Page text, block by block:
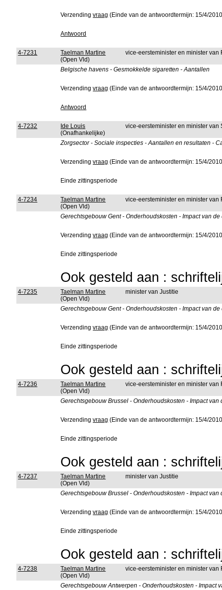
Verzendingvraag (Einde van de antwoordtermijn: 15/4/
Antwoord
4-7231
Taelman Martine
(Open Vld)
vice-eersteminister en minister
Belgische havens - Gesmokkelde sigaretten - Aantallen
Verzendingvraag (Einde van de antwoordtermijn: 15/4/
Antwoord
4-7232
Ide Louis
(Onafhankelijke)
vice-eersteminister en minister
Zorgsector - Sociale inspecties - Aantallen en resultaten -
Verzendingvraag (Einde van de antwoordtermijn: 15/4/
Einde zittingsperiode
4-7234
Taelman Martine
(Open Vld)
vice-eersteminister en minister
Gerechtsgebouw Gent - Onderhoudskosten - Impact van
Verzendingvraag (Einde van de antwoordtermijn: 15/4/
Einde zittingsperiode
Ook gesteld aan :
4-7235
Taelman Martine
(Open Vld)
minister van Justitie
Gerechtsgebouw Gent - Onderhoudskosten - Impact van
Verzendingvraag (Einde van de antwoordtermijn: 15/4/
Einde zittingsperiode
Ook gesteld aan :
4-7236
Taelman Martine
(Open Vld)
vice-eersteminister en minister
Gerechtsgebouw Brussel - Onderhoudskosten - Impact
Verzendingvraag (Einde van de antwoordtermijn: 15/4/
Einde zittingsperiode
Ook gesteld aan :
4-7237
Taelman Martine
(Open Vld)
minister van Justitie
Gerechtsgebouw Brussel - Onderhoudskosten - Impact
Verzendingvraag (Einde van de antwoordtermijn: 15/4/
Einde zittingsperiode
Ook gesteld aan :
4-7238
Taelman Martine
(Open Vld)
vice-eersteminister en minister
Gerechtsgebouw Antwerpen - Onderhoudskosten - Impact